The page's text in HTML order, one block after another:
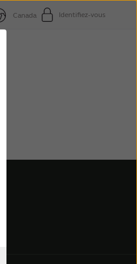
Canada Identifiez-vous